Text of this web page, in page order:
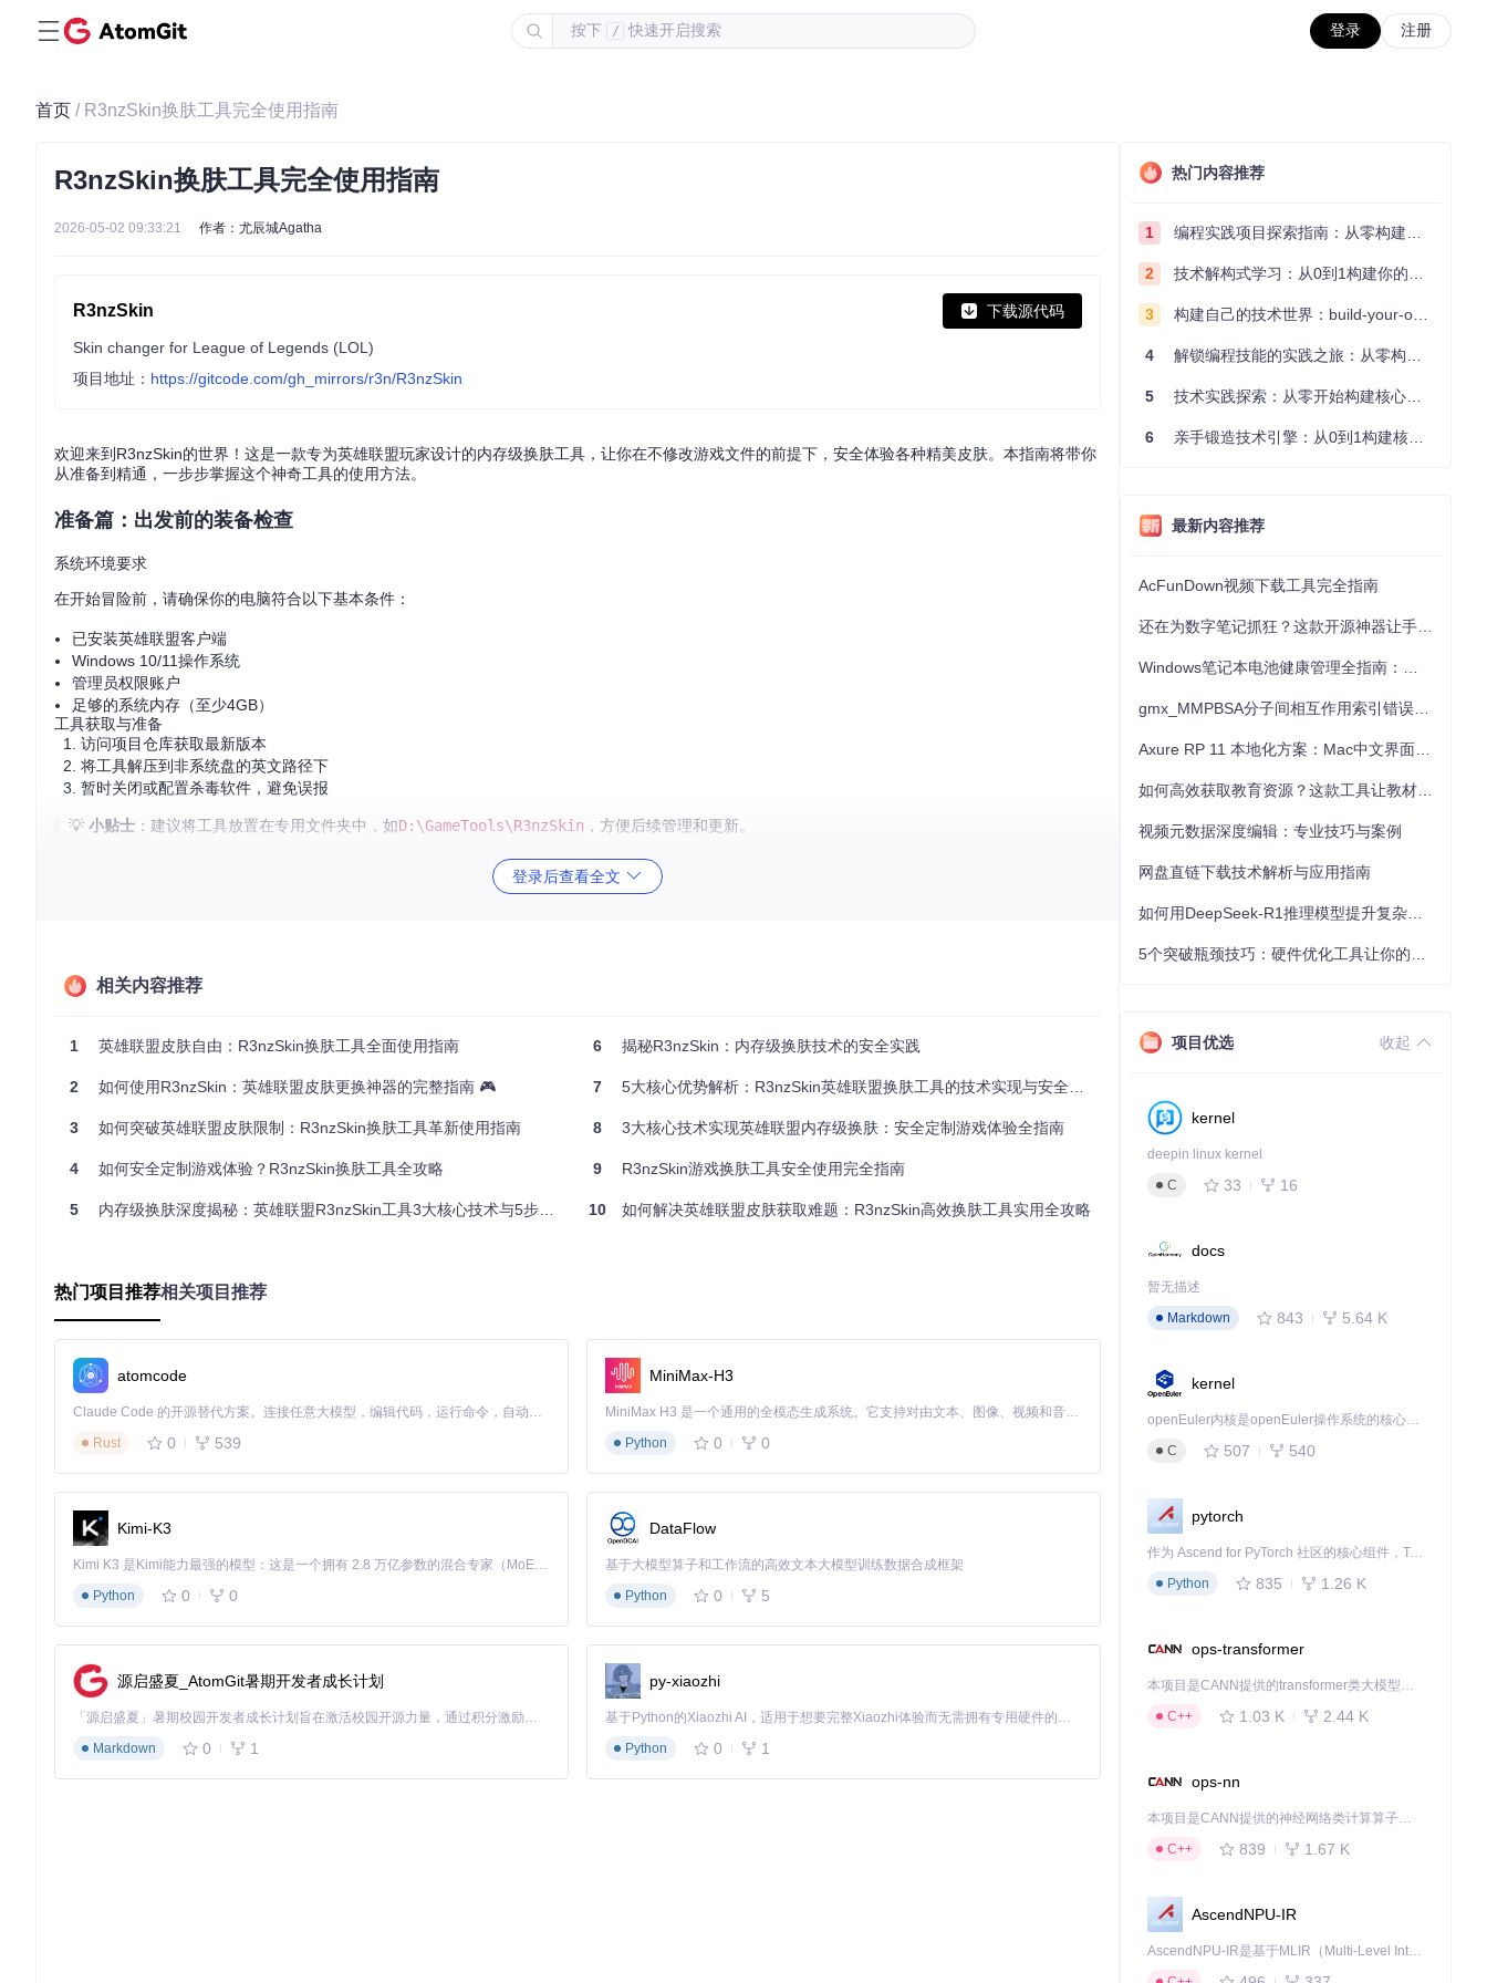
按下 / 快速开启搜索 登录 注册
首页 / R3nzSkin换肤工具完全使用指南
R3nzSkin换肤工具完全使用指南
2026-05-02 09:33:21 作者：尤辰城Agatha
R3nzSkin 下载源代码
Skin changer for League of Legends (LOL)
项目地址： https://gitcode.com/gh_mirrors/r3n/R3nzSkin
欢迎来到R3nzSkin的世界！这是一款专为英雄联盟玩家设计的内存级换肤工具，让你在不修改游戏文件的前提下，安全体验各种精美皮肤。本指南将带你
从准备到精通，一步步掌握这个神奇工具的使用方法。
准备篇：出发前的装备检查
系统环境要求
在开始冒险前，请确保你的电脑符合以下基本条件：
已安装英雄联盟客户端
Windows 10/11操作系统
管理员权限账户
足够的系统内存（至少4GB）
工具获取与准备
访问项目仓库获取最新版本
将工具解压到非系统盘的英文路径下
暂时关闭或配置杀毒软件，避免误报
💡 小贴士 ：建议将工具放置在专用文件夹中，如D:\GameTools\R3nzSkin ，方便后续管理和更新。
第二步：个性化皮肤选择
浏览各类皮肤并预览效果
保存你的个性化配置方案
第四步：享受视觉盛宴
进阶篇：成为换肤大师
配置文件管理
R3nzSkin允许你创建多个配置方案：
为不同游戏模式保存独立设置
导出配置文件分享给好友
掌握这些快捷键，让操作更高效：
Ctrl+S ：快速保存当前配置
F11：隐藏/显示工具界面
Esc：紧急恢复原始皮肤
场景化皮肤推荐
排位赛
娱乐局：尝试特效丰富的皮肤，增强游戏乐趣
直播场景：使用独特皮肤提升观众体验
安全篇：安心享受的保障
登录后查看全文
相关内容推荐
1 英雄联盟皮肤自由：R3nzSkin换肤工具全面使用指南
2 如何使用R3nzSkin：英雄联盟皮肤更换神器的完整指南 🎮
3 如何突破英雄联盟皮肤限制：R3nzSkin换肤工具革新使用指南
4 如何安全定制游戏体验？R3nzSkin换肤工具全攻略
5 内存级换肤深度揭秘：英雄联盟R3nzSkin工具3大核心技术与5步安全配置实战指南
6 揭秘R3nzSkin：内存级换肤技术的安全实践
7 5大核心优势解析：R3nzSkin英雄联盟换肤工具的技术实现与安全机制
8 3大核心技术实现英雄联盟内存级换肤：安全定制游戏体验全指南
9 R3nzSkin游戏换肤工具安全使用完全指南
10 如何解决英雄联盟皮肤获取难题：R3nzSkin高效换肤工具实用全攻略
热门项目推荐相关项目推荐
atomcode
Claude Code 的开源替代方案。连接任意大模型，编辑代码，运行命令，自动验证 — 全自动执行。用 Rust 构建，极致性能。 ｜ An open-source alternative to Claude Code. Connect any LLM, edit code, run commands, and verify changes — autonomously. Built in Rust for speed. Get Started
Rust
0 539
MiniMax-H3
MiniMax H3 是一个通用的全模态生成系统。它支持对由文本、图像、视频和音频组成的多模态上下文进行统一理解，并能生成分辨率高达 2K、时长可达 15 秒的带原生立体声音频的视频。得益于面向任务泛化的系统设计，H3 在预训练阶段就已具备广泛的多模态上下文理解与生成能力，能够出色地执行复杂的多模态指令。
Python
0 0
Kimi-K3
Kimi K3 是Kimi能力最强的模型：这是一个拥有 2.8 万亿参数的混合专家（MoE）模型，具备原生视觉理解能力，并支持 100 万 token 的上下文窗口。
Python
0 0
DataFlow
基于大模型算子和工作流的高效文本大模型训练数据合成框架
Python
0 5
源启盛夏_AtomGit暑期开发者成长计划
「源启盛夏」暑期校园开发者成长计划旨在激活校园开源力量，通过积分激励、认证扶持、资源倾斜等形式，引导高校组织和开发者完成「入驻 — 建项目 — 做贡献 — 获认证 — 得资源」的完整闭环。无论你是想带领社团入驻平台的组织者，还是希望用代码贡献证明自己的开发者，都能在这里找到属于你的成长路径。
Markdown
0 1
py-xiaozhi
基于Python的Xiaozhi AI，适用于想要完整Xiaozhi体验而无需拥有专用硬件的用户。
Python
0 1
热门内容推荐
1 编程实践项目探索指南：从零构建技术能力体系
2 技术解构式学习：从0到1构建你的编程知识体系
3 构建自己的技术世界：build-your-own-x项目的实践探索指南
4 解锁编程技能的实践之旅：从零构建你的技术世界
5 技术实践探索：从零开始构建核心系统的实践指南
6 亲手锻造技术引擎：从0到1构建核心系统的实践指南
最新内容推荐
AcFunDown视频下载工具完全指南
视频元数据深度编辑：专业技巧与案例
网盘直链下载技术解析与应用指南
项目优选 收起
kernel
deepin linux kernel
C
33 16
docs
暂无描述
Markdown
843 5.64 K
kernel
openEuler内核是openEuler操作系统的核心，既是系统性能与稳定性的基石，也是连接处理器、设备与服务的桥梁。
C
507 540
pytorch
作为 Ascend for PyTorch 社区的核心组件，TorchNPU 是昇腾专为 PyTorch 打造的深度学习适配插件，使 PyTorch 框架能够直接调用昇腾 NPU，为开发者提供昇腾 AI 处理器的超强算力。
Python
835 1.26 K
ops-transformer
本项目是CANN提供的transformer类大模型算子库，实现网络在NPU上加速计算。
C++
1.03 K 2.44 K
ops-nn
本项目是CANN提供的神经网络类计算算子库，实现网络在NPU上加速计算。
C++
839 1.67 K
AscendNPU-IR
AscendNPU-IR是基于MLIR（Multi-Level Intermediate Representation）构建的，面向昇腾亲和算子编译时使用的中间表示，提供昇腾完备表达能力，通过编译优化提升昇腾AI处理器计算效率，支持通过生态框架使能昇腾AI处理器与深度调优